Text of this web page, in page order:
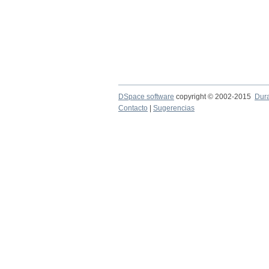
DSpace software copyright © 2002-2015
Contacto
Sugerencias